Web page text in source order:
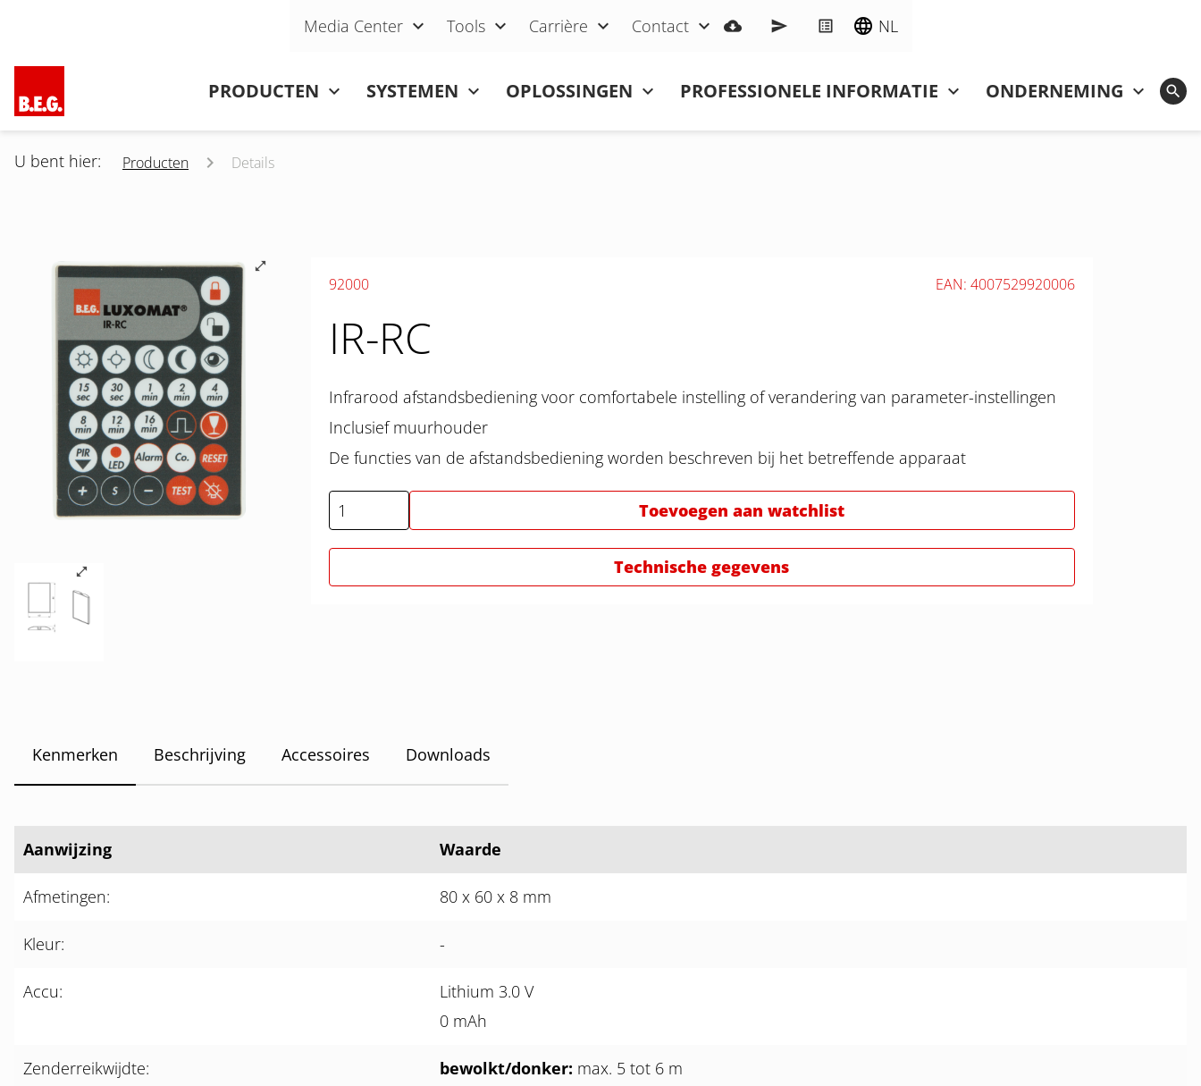
Navigatie overslaan
Media Center Tools Carrière Contact NL
PRODUCTEN SYSTEMEN OPLOSSINGEN PROFESSIONELE INFORMATIE ONDERNEMING
U bent hier: Producten Details
92000 EAN: 4007529920006
IR-RC
Infrarood afstandsbediening voor comfortabele instelling of verandering van parameter-instellingen
Inclusief muurhouder
De functies van de afstandsbediening worden beschreven bij het betreffende apparaat
Toevoegen aan watchlist
Technische gegevens
Kenmerken Beschrijving Accessoires Downloads
Aanwijzing Waarde
Afmetingen: 80 x 60 x 8 mm
Kleur: -
Accu:
Lithium 3.0 V
0 mAh
Zenderreikwijdte: bewolkt/donker: max. 5 tot 6 m